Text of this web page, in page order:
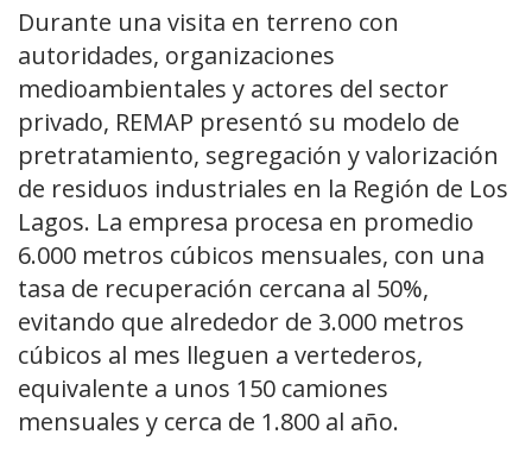
Durante una visita en terreno con
autoridades, organizaciones
medioambientales y actores del sector
privado, REMAP presentó su modelo de
pretratamiento, segregación y valorización
de residuos industriales en la Región de Los
Lagos. La empresa procesa en promedio
6.000 metros cúbicos mensuales, con una
tasa de recuperación cercana al 50%,
evitando que alrededor de 3.000 metros
cúbicos al mes lleguen a vertederos,
equivalente a unos 150 camiones
mensuales y cerca de 1.800 al año.